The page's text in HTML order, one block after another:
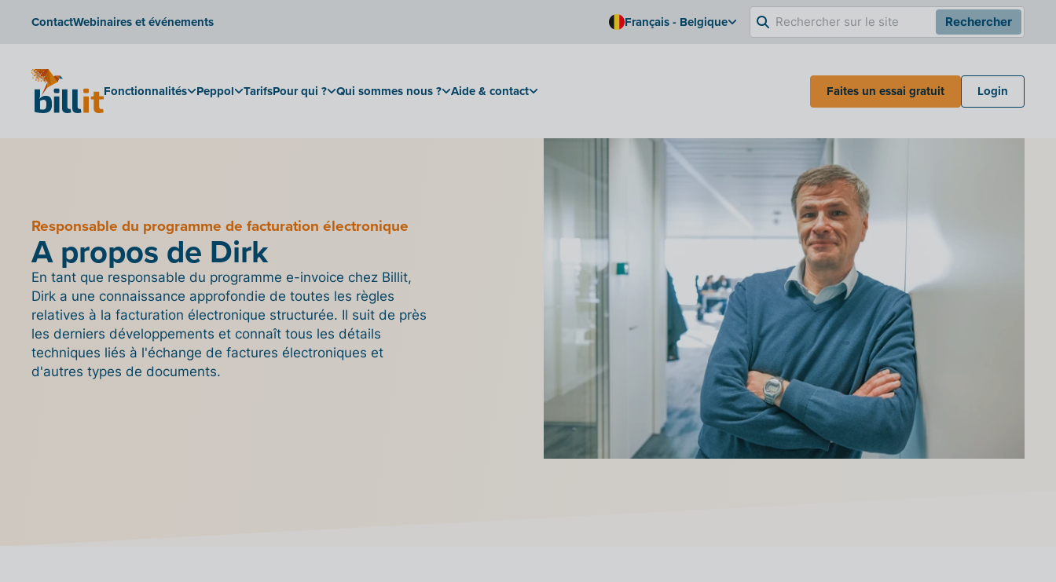
ContactWebinaires et événements Français - Belgique Rechercher
Fonctionnalités Peppol TarifsPour qui ? Qui sommes nous ? Aide & contact Faites un essai gratuit Login
Responsable du programme de facturation électronique
A propos de Dirk
En tant que responsable du programme e-invoice chez Billit,
Dirk a une connaissance approfondie de toutes les règles
relatives à la facturation électronique structurée. Il suit de près
les derniers développements et connaît tous les détails
techniques liés à l'échange de factures électroniques et
d'autres types de documents.